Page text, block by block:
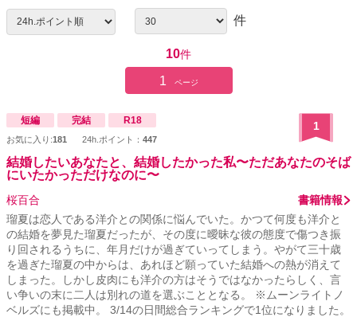
件
10件
1 ページ
短編 完結 R18
お気に入り:181 24h.ポイント： 447
1
結婚したいあなたと、結婚したかった私〜ただあなたのそば
にいたかっただけなのに〜
桜百合
書籍情報
瑠夏は恋人である洋介との関係に悩んでいた。かつて何度も洋介と
の結婚を夢見た瑠夏だったが、その度に曖昧な彼の態度で傷つき振
り回されるうちに、年月だけが過ぎていってしまう。やがて三十歳
を過ぎた瑠夏の中からは、あれほど願っていた結婚への熱が消えて
しまった。しかし皮肉にも洋介の方はそうではなかったらしく、言
い争いの末に二人は別れの道を選ぶこととなる。 ※ムーンライトノ
ベルズにも掲載中。 3/14の日間総合ランキングで1位になりました。